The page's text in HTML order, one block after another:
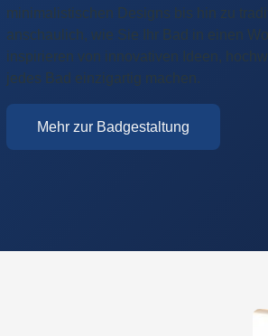
minimalistischen Designs bis hin zu
anschaulich, wie Sie Ihr Bad in einen
inspirieren von innovativen Ideen,
jedes Bad einzigartig machen.
Mehr zur Badgestaltung